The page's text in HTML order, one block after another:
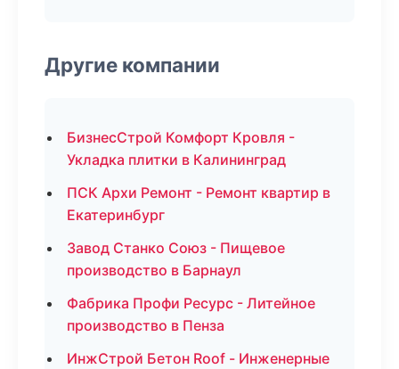
Другие компании
БизнесСтрой Комфорт Кровля -
Укладка плитки в Калининград
ПСК Архи Ремонт - Ремонт квартир в
Екатеринбург
Завод Станко Союз - Пищевое
производство в Барнаул
Фабрика Профи Ресурс - Литейное
производство в Пенза
ИнжСтрой Бетон Roof - Инженерные